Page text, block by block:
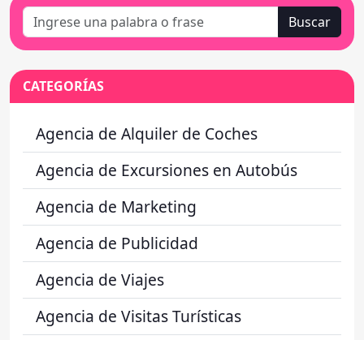
Buscar
CATEGORÍAS
Agencia de Alquiler de Coches
Agencia de Excursiones en Autobús
Agencia de Marketing
Agencia de Publicidad
Agencia de Viajes
Agencia de Visitas Turísticas